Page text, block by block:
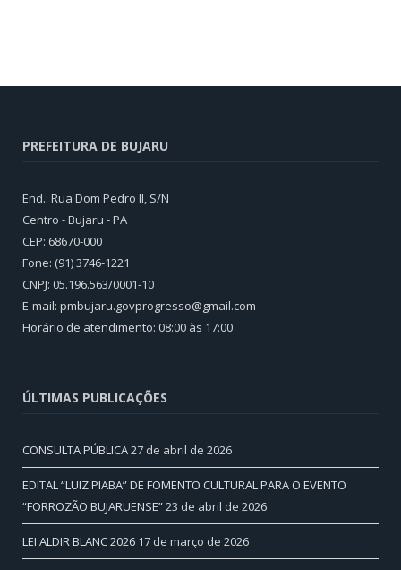
PREFEITURA DE BUJARU
End.: Rua Dom Pedro II, S/N
Centro - Bujaru - PA
CEP: 68670-000
Fone: (91) 3746-1221
CNPJ: 05.196.563/0001-10
E-mail: pmbujaru.govprogresso@gmail.com
Horário de atendimento: 08:00 às 17:00
ÚLTIMAS PUBLICAÇÕES
CONSULTA PÚBLICA27 de abril de 2026
EDITAL “LUIZ PIABA” DE FOMENTO CULTURAL PARA O EVENTO
“FORROZÃO BUJARUENSE”23 de abril de 2026
LEI ALDIR BLANC 2026 17 de março de 2026